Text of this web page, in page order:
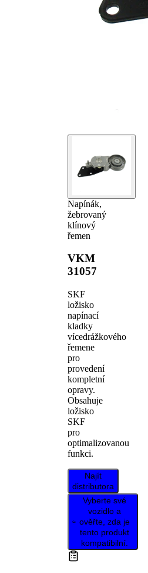
Napínák,
žebrovaný
klínový
řemen
VKM
31057
SKF
ložisko
napínací
kladky
vícedrážkového
řemene
pro
provedení
kompletní
opravy.
Obsahuje
ložisko
SKF
pro
optimalizovanou
funkci.
Najít
distributora
Vyberte své
vozidlo a
ověřte, zda je
tento produkt
kompatibilní.